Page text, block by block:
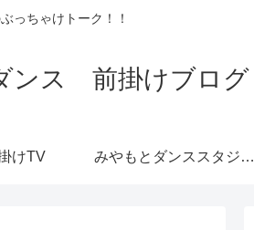
っちゃけトーク！！
ンス 前掛けブログ
けTV みやもとダンススタジオ札幌